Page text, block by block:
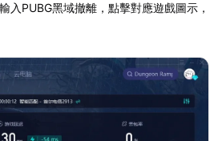
入PUBG黑域撤離，點擊對應遊戲圖示，